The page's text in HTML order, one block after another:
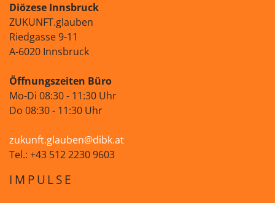
Diözese Innsbruck
ZUKUNFT.glauben
Riedgasse 9-11
A-6020 Innsbruck
Öffnungszeiten Büro
Mo-Di 08:30 - 11:30 Uhr
Do 08:30 - 11:30 Uhr
zukunft.glauben@dibk.at
Tel.: +43 512 2230 9603
IMPULSE